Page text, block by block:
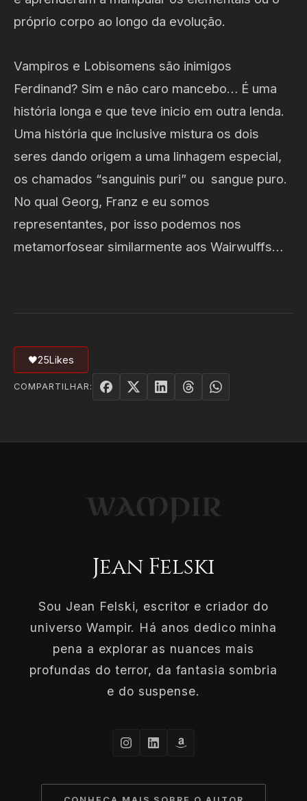
próprio corpo ao longo da evolução.
Vampiros e Lobisomens são inimigos
Ferdinand? Sim e não caro mancebo… É uma
história longa e que teve inicio em outra lenda.
Uma história que inclusive mistura os dois
seres dando origem a uma linhagem especial,
os chamados “sanguinis puri” ou sangue puro.
No qual Georg, Franz e eu somos
representantes, por isso podemos nos
metamorfosear similarmente aos Wairwulffs…
🖤25Likes
COMPARTILHAR:
Jean Felski
Sou Jean Felski, escritor e criador do
universo Wampir. Há anos dedico minha
pena a explorar as nuances mais
profundas do terror, da fantasia sombria
e do suspense.